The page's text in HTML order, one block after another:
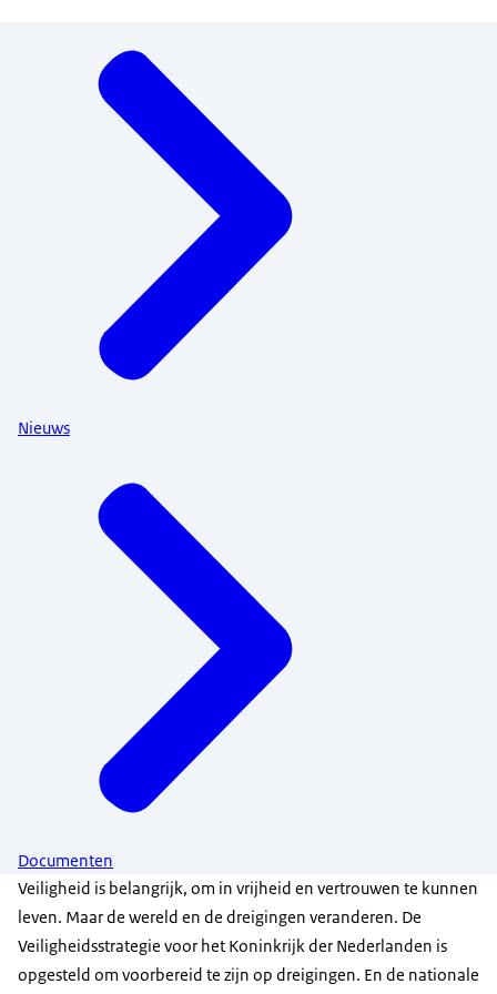
Nieuws
Documenten
Veiligheid is belangrijk, om in vrijheid en vertrouwen te kunnen
leven. Maar de wereld en de dreigingen veranderen. De
Veiligheidsstrategie voor het Koninkrijk der Nederlanden is
opgesteld om voorbereid te zijn op dreigingen. En de nationale